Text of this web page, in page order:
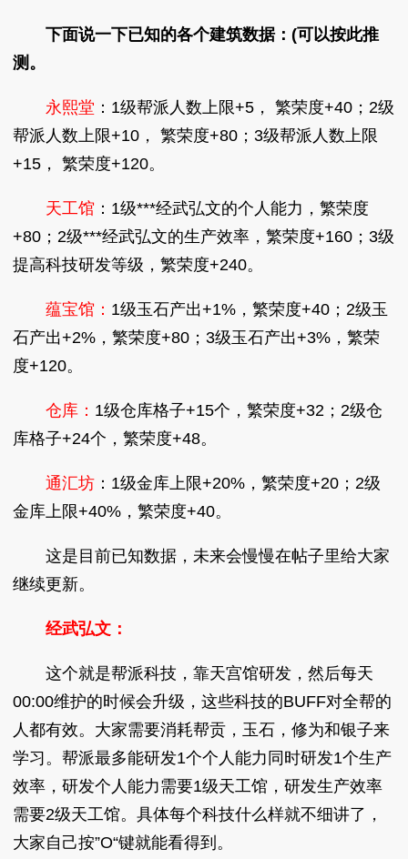
下面说一下已知的各个建筑数据：(可以按此推
测。
永熙堂 ：1级帮派人数上限+5， 繁荣度+40；2级
帮派人数上限+10， 繁荣度+80；3级帮派人数上限
+15， 繁荣度+120。
天工馆 ：1级***经武弘文的个人能力，繁荣度
+80；2级***经武弘文的生产效率，繁荣度+160；3级
提高科技研发等级，繁荣度+240。
蕴宝馆： 1级玉石产出+1%，繁荣度+40；2级玉
石产出+2%，繁荣度+80；3级玉石产出+3%，繁荣
度+120。
仓库： 1级仓库格子+15个，繁荣度+32；2级仓
库格子+24个，繁荣度+48。
通汇坊 ：1级金库上限+20%，繁荣度+20；2级
金库上限+40%，繁荣度+40。
这是目前已知数据，未来会慢慢在帖子里给大家
继续更新。
经武弘文：
这个就是帮派科技，靠天宫馆研发，然后每天
00:00维护的时候会升级，这些科技的BUFF对全帮的
人都有效。大家需要消耗帮贡，玉石，修为和银子来
学习。帮派最多能研发1个个人能力同时研发1个生产
效率，研发个人能力需要1级天工馆，研发生产效率
需要2级天工馆。具体每个科技什么样就不细讲了，
大家自己按”O“键就能看得到。